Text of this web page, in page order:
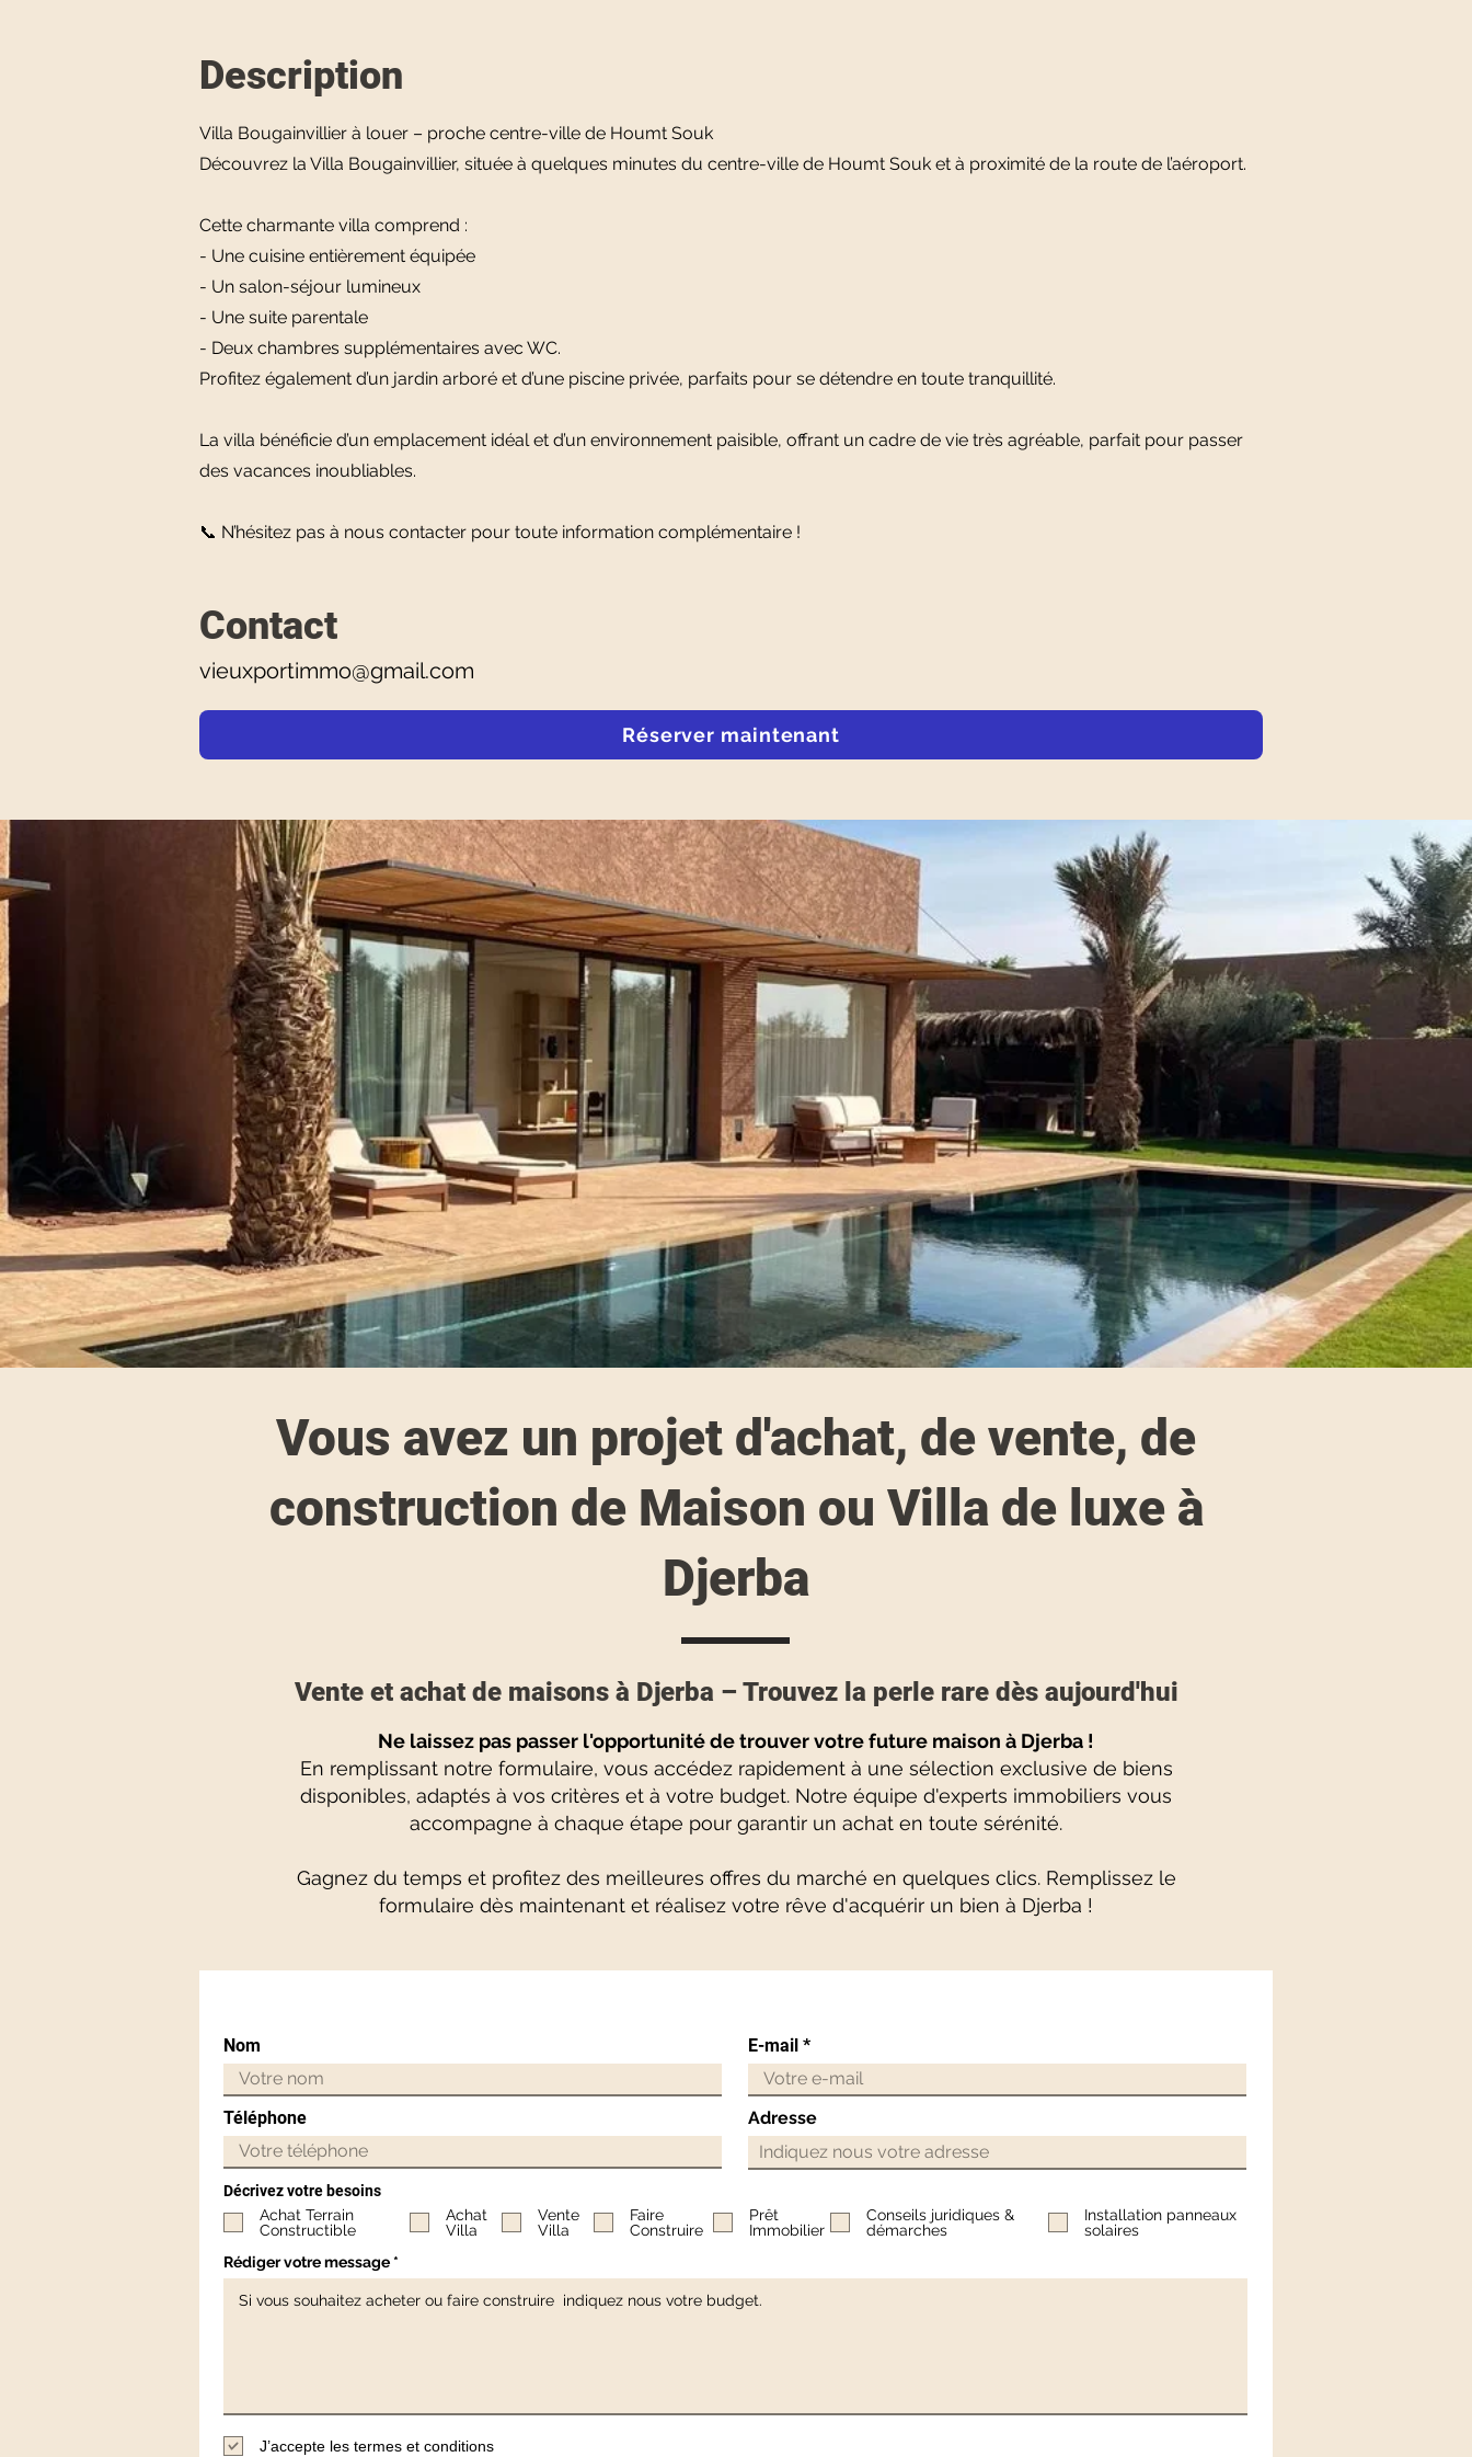
Description
Villa Bougainvillier à louer – proche centre-ville de Houmt Souk
Découvrez la Villa Bougainvillier, située à quelques minutes du centre-ville de Houmt Souk et à proximité de la route de l’aéroport.
Cette charmante villa comprend :
- Une cuisine entièrement équipée
- Un salon-séjour lumineux
- Une suite parentale
- Deux chambres supplémentaires avec WC.
Profitez également d’un jardin arboré et d’une piscine privée, parfaits pour se détendre en toute tranquillité.
La villa bénéficie d’un emplacement idéal et d’un environnement paisible, offrant un cadre de vie très agréable, parfait pour passer
des vacances inoubliables.
📞 N’hésitez pas à nous contacter pour toute information complémentaire !
Contact
vieuxportimmo@gmail.com
Réserver maintenant
Vous avez un projet d'achat, de vente, de
construction de Maison ou Villa de luxe à
Djerba
Vente et achat de maisons à Djerba – Trouvez la perle rare dès aujourd'hui
Ne laissez pas passer l'opportunité de trouver votre future maison à Djerba !
En remplissant notre formulaire, vous accédez rapidement à une sélection exclusive de biens
disponibles, adaptés à vos critères et à votre budget. Notre équipe d'experts immobiliers vous
accompagne à chaque étape pour garantir un achat en toute sérénité.
Gagnez du temps et profitez des meilleures offres du marché en quelques clics. Remplissez le
formulaire dès maintenant et réalisez votre rêve d'acquérir un bien à Djerba !
Nom
Téléphone
E-mail
Adresse
Décrivez votre besoins
Achat Terrain
Constructible
Achat
Villa
Vente
Villa
Faire
Construire
Prêt
Immobilier
Conseils juridiques &
démarches
Installation panneaux
solaires
Rédiger votre message
J’accepte les termes et conditions